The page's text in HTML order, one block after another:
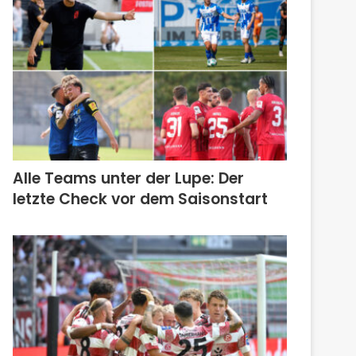
Alle Teams unter der Lupe: Der
letzte Check vor dem Saisonstart